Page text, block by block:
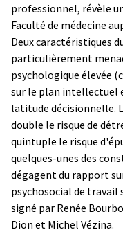
professionnel, révèle
Faculté de médecine
Deux caractéristiques
particulièrement
psychologique élevée
sur le plan intellectuel
latitude décisionnelle.
double le risque de
quintuple le risque
quelques-unes des
dégagent du rapport
psychosocial de
signé par Renée
Dion et Michel Vézina.